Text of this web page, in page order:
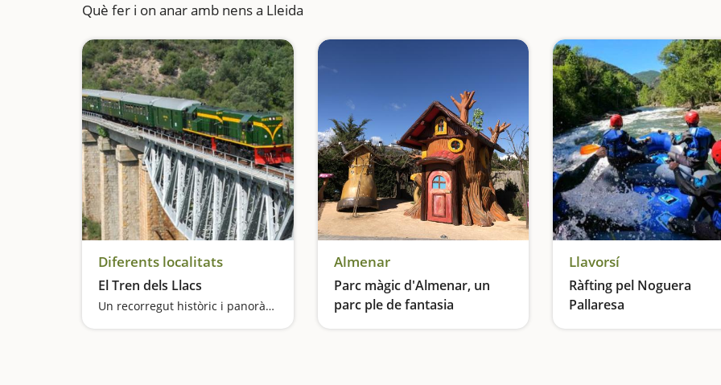
Què fer i on anar amb nens a Lleida
Diferents localitats
El Tren dels Llacs
Un recorregut històric i panoràmic al Prepirineu de Lleida
Almenar
Parc màgic d'Almenar, un
parc ple de fantasia
Un parc temàtic d'autèntica fantasia
Llavorsí
Ràfting pel Noguera
Pallaresa